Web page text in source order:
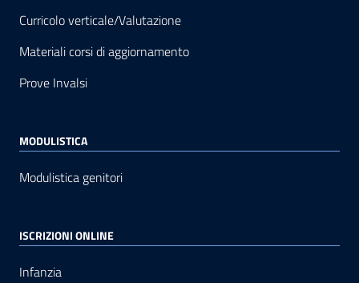
Curricolo verticale/Valutazione
Materiali corsi di aggiornamento
Prove Invalsi
MODULISTICA
Modulistica genitori
ISCRIZIONI ONLINE
Infanzia